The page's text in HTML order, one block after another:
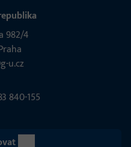
982/4
u.cz
840-155